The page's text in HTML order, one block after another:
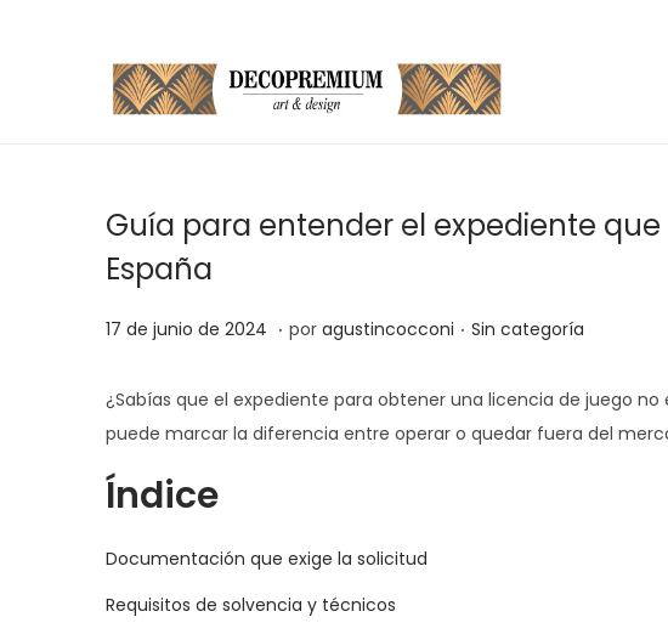
S
a
r
l
n
a
v
e
c
S
a
r
l
o
n
t
e
d
Guía para entender el expediente
España
P
b
l
d
o
17 de junio de 2024
d
e
i
o
. por agustincocconi . P
b
l
Sin categoría
¿Sabías que el expediente para obtener una licencia de juego
puede marcar la diferencia entre operar o quedar fuera del
Índice
Documentación que exige la solicitud
Requisitos de solvencia y técnicos